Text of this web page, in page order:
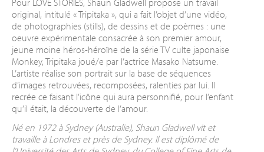
original, intitulé « Tripitaka », qui a fait l’objet d’une vidéo,
de photographies (stills), de dessins et de poèmes : une
oeuvre expérimentale consacrée à son premier amour,
jeune moine héros-héroïne de la série TV culte japonaise
Monkey, Tripitaka joué/e par l’actrice Masako Natsume.
L’artiste réalise son portrait sur la base de séquences
d’images retrouvées, recomposées, ralenties par lui. Il
recrée ce faisant l’icône qui aura personnifié, pour l’enfant
qu’il était, la découverte de l’amour.
Né en 1972 à Sydney (Australie), Shaun Gladwell vit et
travaille à Londres et près de Sydney. Il est diplômé de